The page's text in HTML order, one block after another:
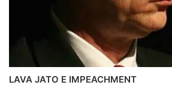
LAVA JATO E IMPEACHMENT